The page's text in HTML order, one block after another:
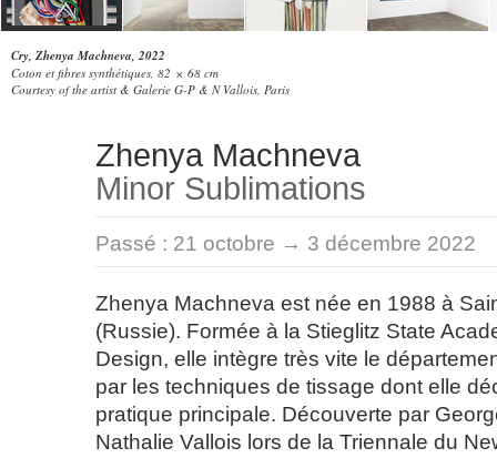
Cry, Zhenya Machneva, 2022
Coton et fibres synthétiques, 82 × 68 cm
Courtesy of the artist & Galerie G-P & N Vallois, Paris
Zhenya Machneva
Minor Sublimations
Passé : 21 octobre → 3 décembre 2022
Zhenya Machneva est née en 1988 à
(Russie). Formée à la Stieglitz State
Design, elle intègre très vite le
par les techniques de tissage dont elle
pratique principale. Découverte par
Nathalie Vallois lors de la Triennale du